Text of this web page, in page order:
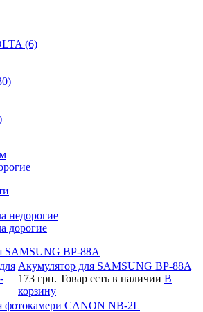
(6)
недорогие
дорогие
SAMSUNG BP-88A
Акумулятор для SAMSUNG BP-88A
173 грн. Товар есть в наличии В
корзину
фотокамери CANON NB-2L